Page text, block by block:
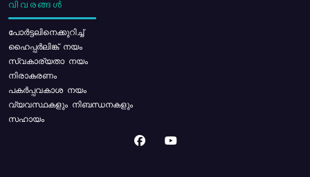
വിവരങ്ങൾ
പോര്‍ട്ടലിനെക്കുറിച്ച്
ഹൈപ്പർലിങ്ക് നയം
സ്വകാര്യതാ നയം
നിരാകരണം
പകർപ്പവകാശ നയം
വ്യവസ്ഥകളും നിബന്ധനകളും
സഹായം